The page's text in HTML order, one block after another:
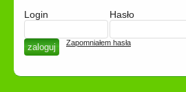
Login Hasło
Zapomniałem hasła